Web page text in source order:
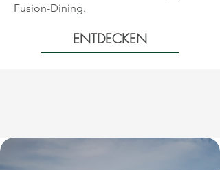
Fusion-Dining.
ENTDECKEN